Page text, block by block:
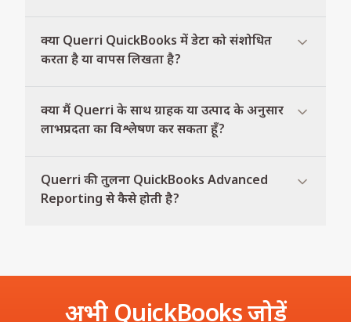
क्या Querri QuickBooks में डेटा को संशोधित
करता है या वापस लिखता है?
क्या मैं Querri के साथ ग्राहक या उत्पाद के अनुसार
लाभप्रदता का विश्लेषण कर सकता हूँ?
Querri की तुलना QuickBooks Advanced
Reporting से कैसे होती है?
अभी QuickBooks जोड़ें